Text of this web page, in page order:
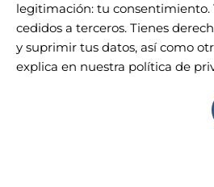
legitimación: tu consentimiento.
cedidos a terceros. Tienes
y suprimir tus datos, así como
explica en nuestra política de